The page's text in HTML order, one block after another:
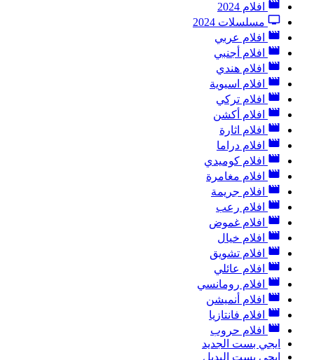
افلام 2024
مسلسلات 2024
افلام عربي
افلام أجنبي
افلام هندي
افلام اسيوية
افلام تركي
افلام أكشن
افلام اثارة
افلام دراما
افلام كوميدي
افلام مغامرة
افلام جريمة
افلام رعب
افلام غموض
افلام خيال
افلام تشويق
افلام عائلي
افلام رومانسي
افلام أنميشن
افلام فانتازيا
افلام حروب
ايجي بست الجديد
ايجي بست البديل